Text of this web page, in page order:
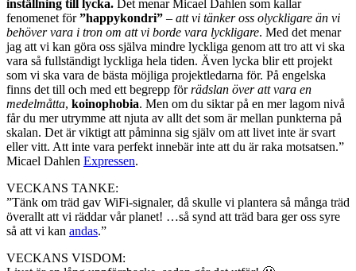
inställning till lycka. Det menar Micael Dahlen som kallar
fenomenet för”happykondri” – att vi tänker oss olyckligare än vi
behöver vara i tron om att vi borde vara lyckligare. Med det menar
jag att vi kan göra oss själva mindre lyckliga genom att tro att vi ska
vara så fullständigt lyckliga hela tiden. Även lycka blir ett projekt
som vi ska vara de bästa möjliga projektledarna för. På engelska
finns det till och med ett begrepp förrädslan över att vara en
medelmåtta, koinophobia. Men om du siktar på en mer lagom nivå
får du mer utrymme att njuta av allt det som är mellan punkterna på
skalan. Det är viktigt att påminna sig själv om att livet inte är svart
eller vitt. Att inte vara perfekt innebär inte att du är raka motsatsen.”
Micael Dahlen Expressen.
VECKANS TANKE:
”Tänk om träd gav WiFi-signaler, då skulle vi plantera så många träd
överallt att vi räddar vår planet! …så synd att träd bara ger oss syre
så att vi kan andas.”
VECKANS VISDOM: